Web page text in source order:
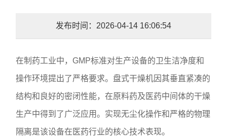
发布时间：2026-04-14 16:06:54
在制药工业中，GMP标准对生产设备的卫生洁净度和
操作环境提出了严格要求。盘式干燥机因其垂直紧凑的
结构和良好的密闭性能，在原料药及医药中间体的干燥
生产中得到了广泛应用。实现无尘化操作和严格的物理
隔离是该设备在医药行业的核心技术表现。